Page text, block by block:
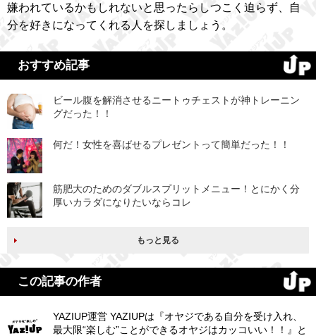
嫌われているかもしれないと思ったらしつこく迫らず、自
分を好きになってくれる人を探しましょう。
おすすめ記事
ビール腹を解消させるニートゥチェストが神トレーニン
グだった！！
何だ！女性を喜ばせるプレゼントって簡単だった！！
筋肥大のためのダブルスプリットメニュー！とにかく分
厚いカラダになりたいならコレ
もっと見る
この記事の作者
YAZIUP運営 YAZIUPは『オヤジである自分を受け入れ、
最大限“楽しむ”ことができるオヤジはカッコいい！！』と